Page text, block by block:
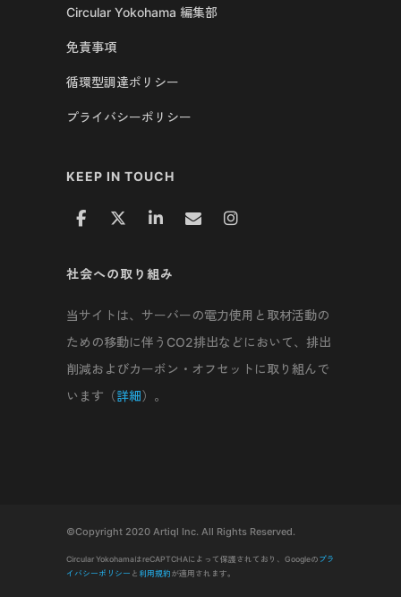
Circular Yokohama 編集部
免責事項
循環型調達ポリシー
プライバシーポリシー
KEEP IN TOUCH
社会への取り組み
当サイトは、サーバーの電力使用と取材活動の
ための移動に伴うCO2排出などにおいて、排出
削減およびカーボン・オフセットに取り組んで
います（詳細）。
©Copyright 2020 Artiql Inc. All Rights Reserved.
Circular YokohamaはreCAPTCHAによって保護されており、Googleのプラ
イバシーポリシー と 利用規約が適用されます。